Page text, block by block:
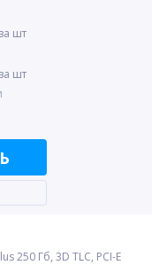
шт
шт
250 Гб, 3D TLC, PCI-E